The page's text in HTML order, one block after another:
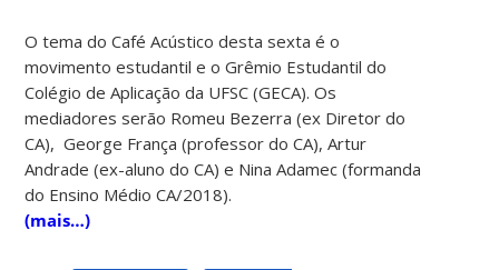
O tema do Café Acústico desta sexta é o
movimento estudantil e o Grêmio Estudantil do
Colégio de Aplicação da UFSC (GECA). Os
mediadores serão Romeu Bezerra (ex Diretor do
CA), George França (professor do CA), Artur
Andrade (ex-aluno do CA) e Nina Adamec (formanda
do Ensino Médio CA/2018).
(mais…)